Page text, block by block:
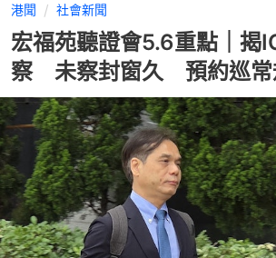
港聞 社會新聞
宏福苑聽證會5.6重點｜揭
察 未察封窗久 預約巡常